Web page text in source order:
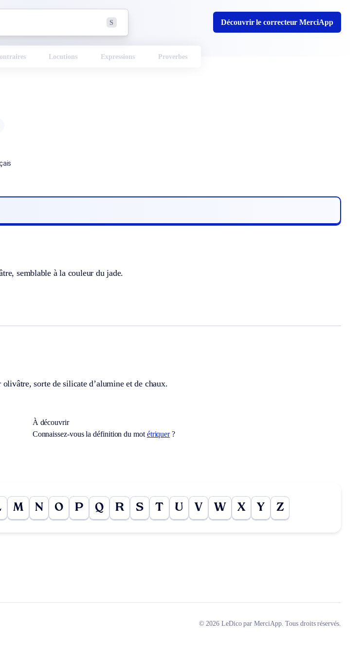
S Découvrir le correcteur MerciApp
Locutions Expressions Proverbes
semblable à la couleur du jade.
sorte de silicate d’alumine et de chaux.
À découvrir
Connaissez-vous la définition du mot étriquer?
M N O P Q R S T U V W X Y Z
© 2026 LeDico par MerciApp. Tous droits réservés.